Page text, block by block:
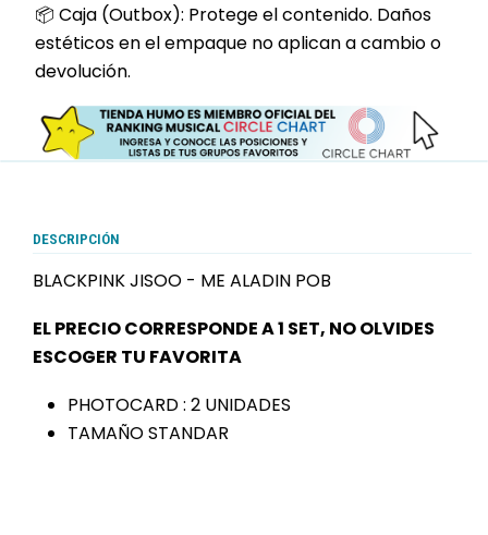
📦 Caja (Outbox): Protege el contenido. Daños
estéticos en el empaque no aplican a cambio o
devolución.
DESCRIPCIÓN
BLACKPINK JISOO - ME ALADIN POB
EL PRECIO CORRESPONDE A 1 SET, NO OLVIDES
ESCOGER TU FAVORITA
PHOTOCARD : 2 UNIDADES
TAMAÑO STANDAR